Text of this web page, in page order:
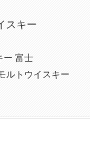
スキー
ー 富士
ルトウイスキー